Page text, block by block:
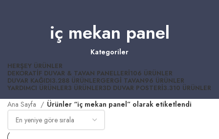
iç mekan panel
Kategoriler
HERŞEY ÜRÜNLER
DEKORATIF DUVAR & TAVAN PANELLERI106 ÜRÜNLER
DUVAR KAĞIDI3.288 ÜRÜNLERGERGI TAVAN96 ÜRÜNLER
YARDIMCI ÜRÜNLER3 ÜRÜNLER3D DUVAR POSTERI3.310 ÜRÜNLER
Ana Sayfa Ürünler “iç mekan panel” olarak etiketlendi